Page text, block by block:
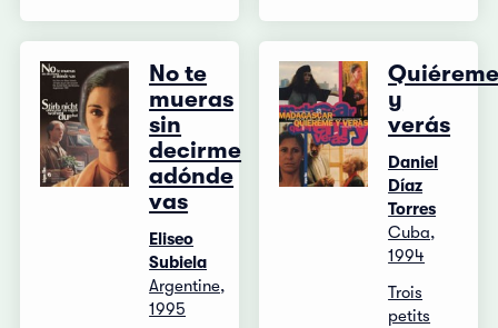
No te
mueras
sin
decirme
adónde
vas
Eliseo
Subiela
Argentine,
1995
y
verás
Daniel
Díaz
Torres
Cuba,
1994
Trois
petits